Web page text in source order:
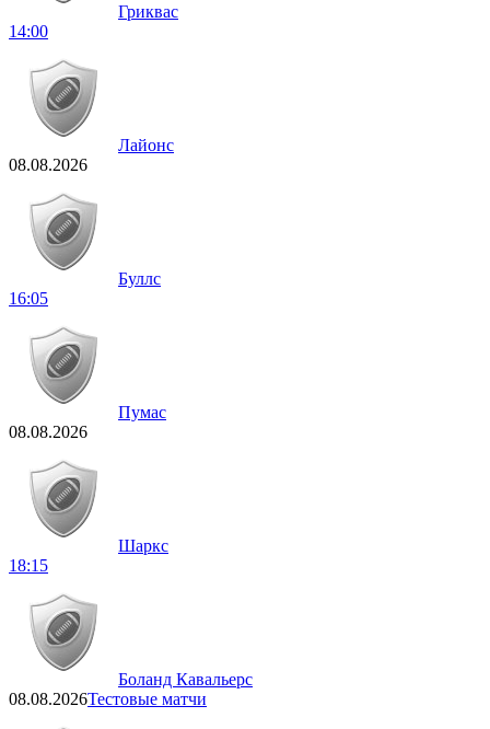
Гриквас
14:00
Лайонс
08.08.2026
Буллс
16:05
Пумас
08.08.2026
Шаркс
18:15
Боланд Кавальерс
08.08.2026Тестовые матчи